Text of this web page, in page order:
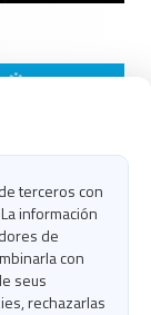
terceros con
información
de
con
seus
rechazarlas